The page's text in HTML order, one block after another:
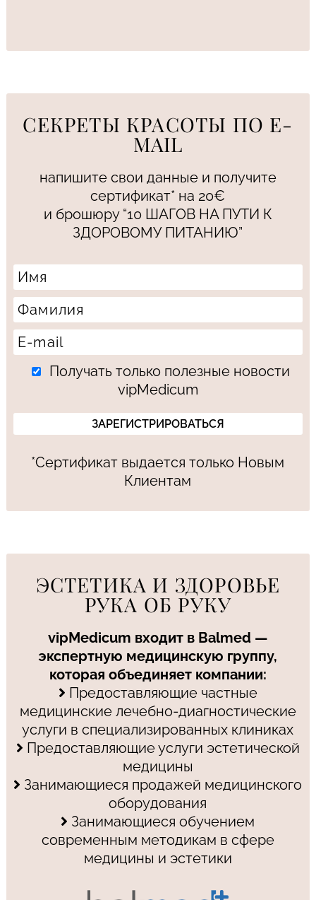
СЕКРЕТЫ КРАСОТЫ ПО E-
MAIL
напишите свои данные и получите
сертификат* на 20€
и брошюру “10 ШАГОВ НА ПУТИ К
ЗДОРОВОМУ ПИТАНИЮ”
Получать только полезные новости
vipMedicum
*Сертификат выдается только Новым
Клиентам
ЭСТЕТИКА И ЗДОРОВЬЕ
РУКА ОБ РУКУ
vipMedicum входит в Balmed —
экспертную медицинскую группу,
которая объединяет компании:
Предоставляющие частные
медицинские лечебно-диагностические
услуги в специализированных клиниках
Предоставляющие услуги эстетической
медицины
Занимающиеся продажей медицинского
оборудования
Занимающиеся обучением
современным методикам в сфере
медицины и эстетики